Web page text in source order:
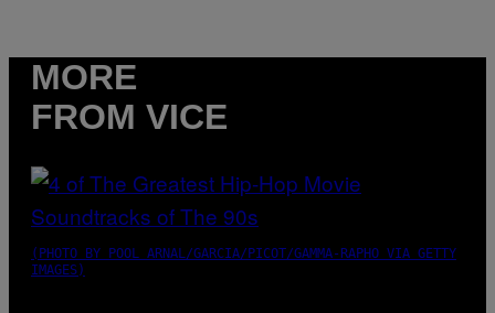
MORE
FROM VICE
(PHOTO BY POOL ARNAL/GARCIA/PICOT/GAMMA-RAPHO VIA GETTY
IMAGES)